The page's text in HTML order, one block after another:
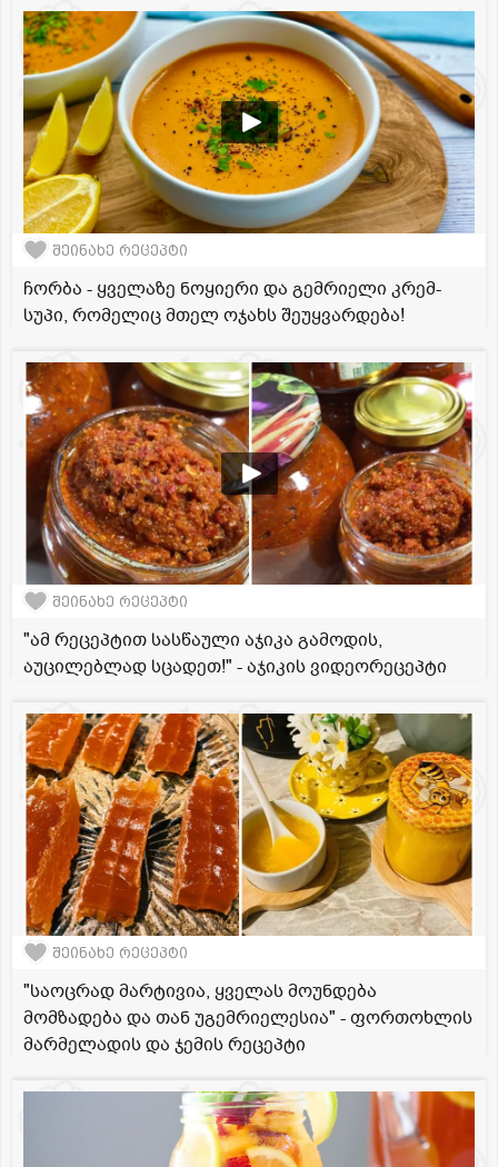
შეინახე რეცეპტი
ჩორბა - ყველაზე ნოყიერი და გემრიელი კრემ-
სუპი, რომელიც მთელ ოჯახს შეუყვარდება!
შეინახე რეცეპტი
"ამ რეცეპტით სასწაული აჯიკა გამოდის,
აუცილებლად სცადეთ!" - აჯიკის ვიდეორეცეპტი
შეინახე რეცეპტი
"საოცრად მარტივია, ყველას მოუნდება
მომზადება და თან უგემრიელესია" - ფორთოხლის
მარმელადის და ჯემის რეცეპტი